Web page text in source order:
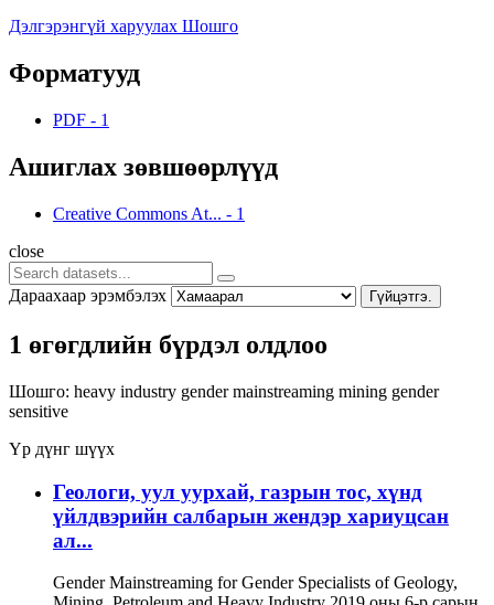
Дэлгэрэнгүй харуулах Шошго
Форматууд
PDF - 1
Ашиглах зөвшөөрлүүд
Creative Commons At... - 1
close
Дараахаар эрэмбэлэх Гүйцэтгэ.
1 өгөгдлийн бүрдэл олдлоо
Шошго: heavy industry gender mainstreaming mining gender
sensitive
Үр дүнг шүүх
Геологи, уул уурхай, газрын тос, хүнд
үйлдвэрийн салбарын жендэр хариуцсан
ал...
Gender Mainstreaming for Gender Specialists of Geology,